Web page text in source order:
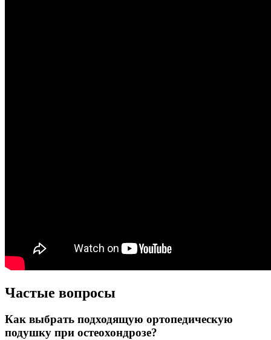
Частые вопросы
Как выбрать подходящую ортопедическую
подушку при остеохондрозе?